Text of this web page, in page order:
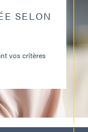
SELON
vos critères